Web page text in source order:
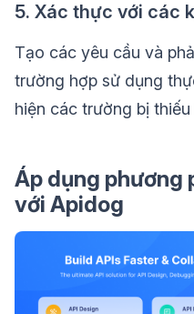
5. Xác thực với các
Tạo các yêu cầu và
trường hợp sử dụng
hiện các trường bị
Áp dụng
với Apidog